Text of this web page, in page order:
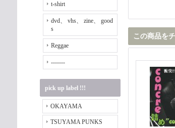
t-shirt
dvd、 vhs、 zine、 good
s
Reggae
-------
pick up label !!!
OKAYAMA
TSUYAMA PUNKS
この商品を